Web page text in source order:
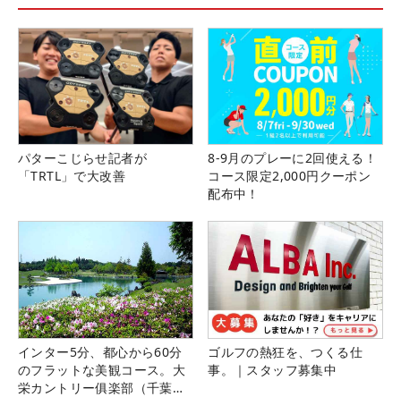
パターこじらせ記者が
「TRTL」で大改善
8-9月のプレーに2回使える！
コース限定2,000円クーポン
配布中！
インター5分、都心から60分
のフラットな美観コース。大
栄カントリー俱楽部（千葉
ゴルフの熱狂を、つくる仕
事。｜スタッフ募集中